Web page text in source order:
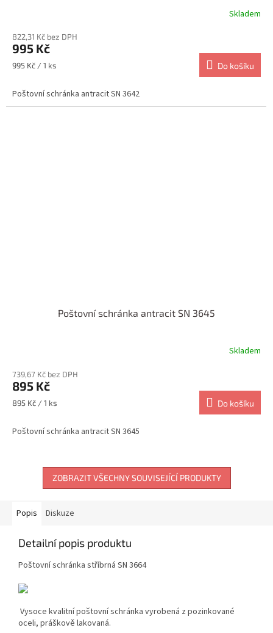
Skladem
822,31 Kč bez DPH
995 Kč
Měrná
995 Kč / 1 ks Do košíku
Poštovní schránka antracit SN 3642
Poštovní schránka antracit SN 3645
Skladem
739,67 Kč bez DPH
895 Kč
Měrná
895 Kč / 1 ks Do košíku
Poštovní schránka antracit SN 3645
ZOBRAZIT VŠECHNY SOUVISEJÍCÍ PRODUKTY
Popis Diskuze
Detailní popis produktu
Poštovní schránka stříbrná SN 3664
Vysoce kvalitní poštovní schránka vyrobená z pozinkované
oceli, práškově lakovaná.